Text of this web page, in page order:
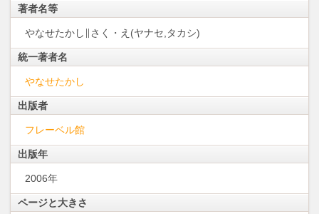
著者名等
やなせたかし∥さく・え(ヤナセ,タカシ)
統一著者名
やなせたかし
出版者
フレーベル館
出版年
2006年
ページと大きさ